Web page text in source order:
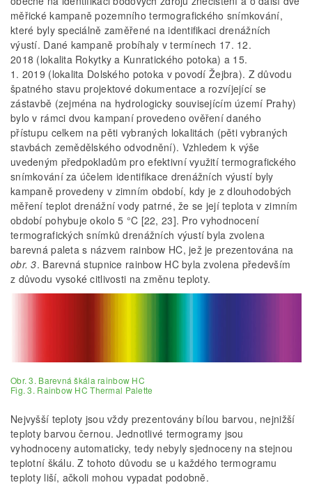
měřické kampaně pozemního termografického snímkování,
které byly speciálně zaměřené na identifikaci drenážních
výustí. Dané kampaně probíhaly v termínech 17. 12.
2018 (lokalita Rokytky a Kunratického potoka) a 15.
1. 2019 (lokalita Dolského potoka v povodí Žejbra). Z důvodu
špatného stavu projektové dokumentace a rozvíjející se
zástavbě (zejména na hydrologicky souvisejícím území Prahy)
bylo v rámci dvou kampaní provedeno ověření daného
přístupu celkem na pěti vybraných lokalitách (pěti vybraných
stavbách zemědělského odvodnění). Vzhledem k výše
uvedeným předpokladům pro efektivní využití termografického
snímkování za účelem identifikace drenážních výustí byly
kampaně provedeny v zimním období, kdy je z dlouhodobých
měření teplot drenážní vody patrné, že se její teplota v zimním
období pohybuje okolo 5 °C [22, 23]. Pro vyhodnocení
termografických snímků drenážních výustí byla zvolena
barevná paleta s názvem rainbow HC, jež je prezentována na
obr. 3. Barevná stupnice rainbow HC byla zvolena především
z důvodu vysoké citlivosti na změnu teploty.
Obr. 3. Barevná škála rainbow HC
Fig. 3. Rainbow HC Thermal Palette
Nejvyšší teploty jsou vždy prezentovány bílou barvou, nejnižší
teploty barvou černou. Jednotlivé termogramy jsou
vyhodnoceny automaticky, tedy nebyly sjednoceny na stejnou
teplotní škálu. Z tohoto důvodu se u každého termogramu
teploty liší, ačkoli mohou vypadat podobně.